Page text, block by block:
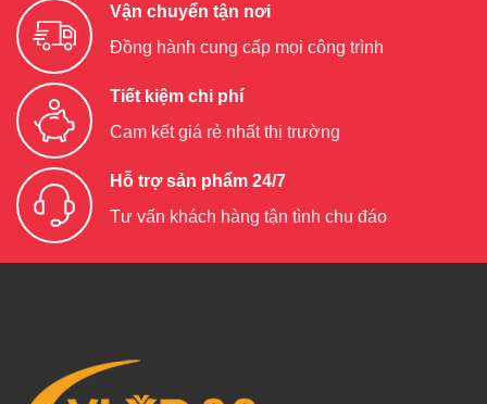
Vận chuyển tận nơi
Đồng hành cung cấp mọi công trình
Tiết kiệm chi phí
Cam kết giá rẻ nhất thị trường
Hỗ trợ sản phẩm 24/7
Tư vấn khách hàng tận tình chu đáo